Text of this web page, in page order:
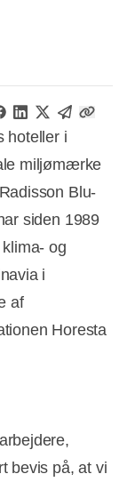
hoteller i
miljømærke
Blu-
siden 1989
og
i
af
Horesta
bevis på, at vi